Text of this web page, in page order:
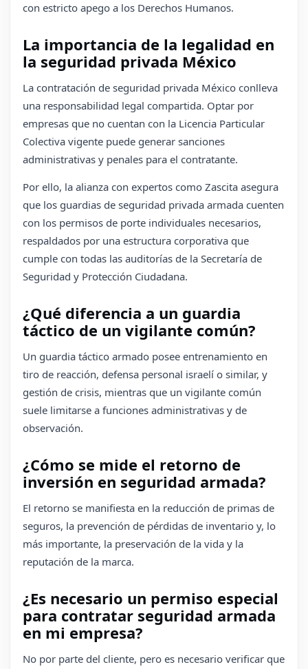
con estricto apego a los Derechos Humanos.
La importancia de la legalidad en
la seguridad privada México
La contratación de seguridad privada México conlleva
una responsabilidad legal compartida. Optar por
empresas que no cuentan con la Licencia Particular
Colectiva vigente puede generar sanciones
administrativas y penales para el contratante.
Por ello, la alianza con expertos como Zascita asegura
que los guardias de seguridad privada armada cuenten
con los permisos de porte individuales necesarios,
respaldados por una estructura corporativa que
cumple con todas las auditorías de la Secretaría de
Seguridad y Protección Ciudadana.
¿Qué diferencia a un guardia
táctico de un vigilante común?
Un guardia táctico armado posee entrenamiento en
tiro de reacción, defensa personal israelí o similar, y
gestión de crisis, mientras que un vigilante común
suele limitarse a funciones administrativas y de
observación.
¿Cómo se mide el retorno de
inversión en seguridad armada?
El retorno se manifiesta en la reducción de primas de
seguros, la prevención de pérdidas de inventario y, lo
más importante, la preservación de la vida y la
reputación de la marca.
¿Es necesario un permiso especial
para contratar seguridad armada
en mi empresa?
No por parte del cliente, pero es necesario verificar que